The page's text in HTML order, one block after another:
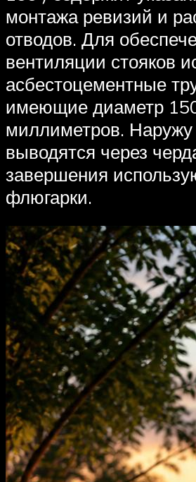
монтажа ревизий и
отводов. Для
вентиляции стояков
асбестоцементные
имеющие диаметр
миллиметров. Наружу
выводятся через
завершения
флюгарки.